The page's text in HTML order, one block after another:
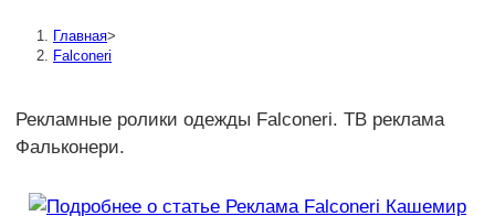
Главная>
Falconeri
Рекламные ролики одежды Falconeri. ТВ реклама
Фальконери.